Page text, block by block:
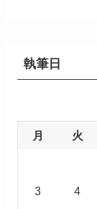
執筆日
月
火
3 4